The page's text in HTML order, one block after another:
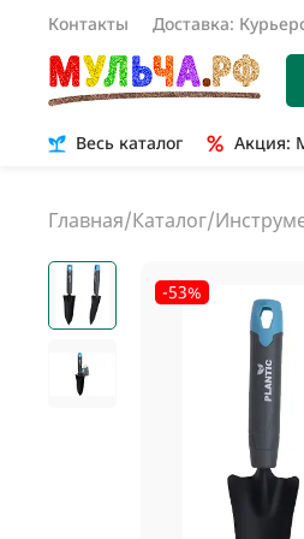
Контакты Доставка:
Весь каталог Акция:
Главная/Каталог/
-53%